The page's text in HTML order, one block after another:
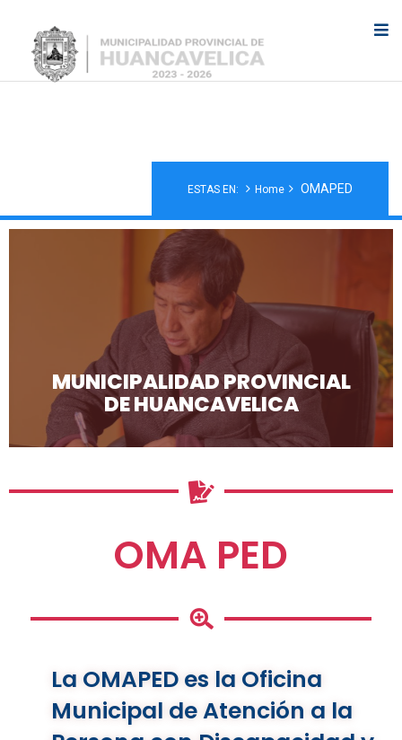
ESTAS EN: Home OMAPED
MUNICIPALIDAD PROVINCIAL
DE HUANCAVELICA
OMA PED
La OMAPED es la Oficina
Municipal de Atención a la